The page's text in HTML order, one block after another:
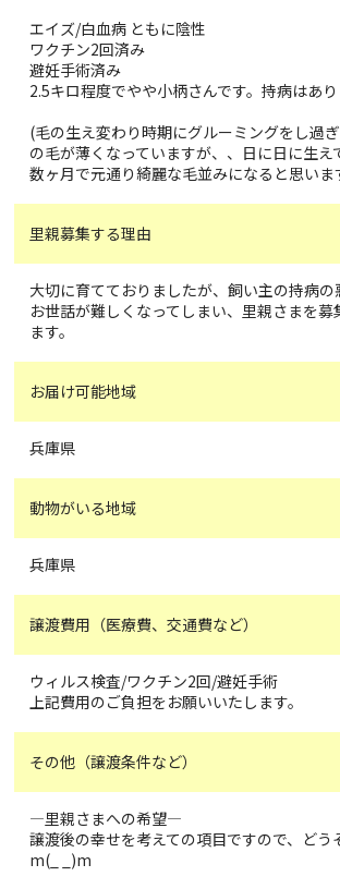
エイズ/白血病 ともに陰性
ワクチン2回済み
避妊手術済み
2.5キロ程度でやや小柄さんです。持病はあり
(毛の生え変わり時期にグルーミングをし過
の毛が薄くなっていますが、、日に日に生え
数ヶ月で元通り綺麗な毛並みになると思いま
里親募集する理由
大切に育てておりましたが、飼い主の持病
お世話が難しくなってしまい、里親さまを募
ます。
お届け可能地域
兵庫県
動物がいる地域
兵庫県
譲渡費用（医療費、交通費など）
ウィルス検査/ワクチン2回/避妊手術
上記費用のご負担をお願いいたします。
その他（譲渡条件など）
―里親さまへの希望―
譲渡後の幸せを考えての項目ですので、どう
m(_ _)m